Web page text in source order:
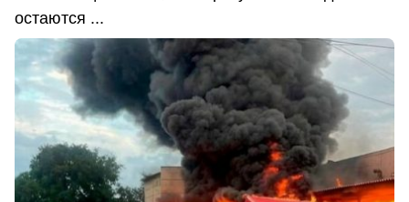
остаются ...